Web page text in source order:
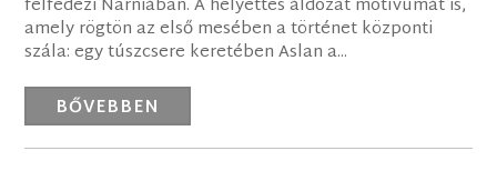
felfedezi Narniában. A helyettes áldozat motívumát is,
amely rögtön az első mesében a történet központi
szála: egy túszcsere keretében Aslan a...
BŐVEBBEN